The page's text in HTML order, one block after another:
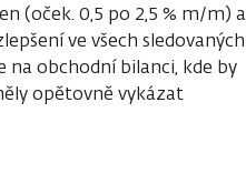
(oček. 0,5 po 2,5 % m/m) a
ve všech sledovaných
na obchodní bilanci, kde by
opětovně vykázat